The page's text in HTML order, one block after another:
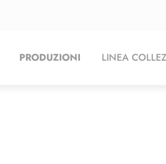
PRODUZIONI LINEA